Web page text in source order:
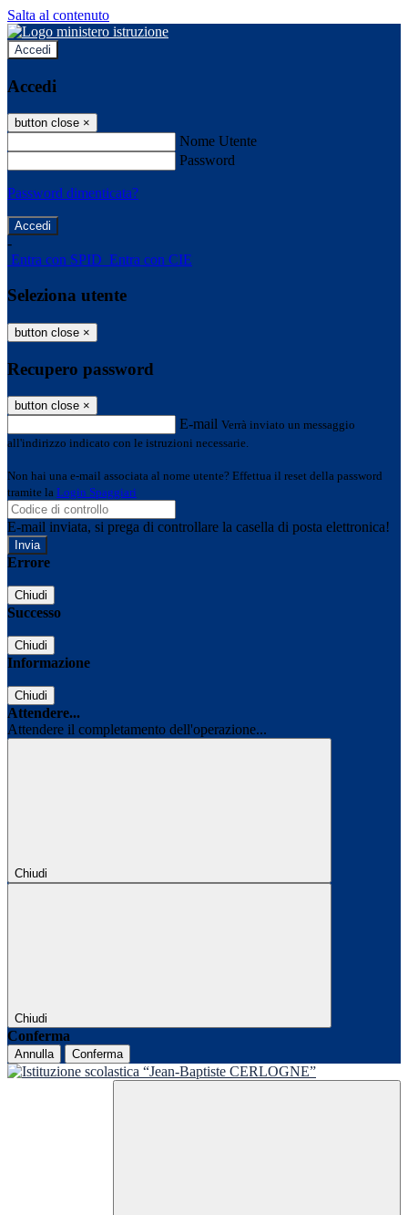
Salta al contenuto
Accedi
Accedi
button close ×
Nome Utente
Password
Password dimenticata?
-
Entra con SPID Entra con CIE
Seleziona utente
button close ×
Recupero password
button close ×
E-mail Verrà inviato un messaggio
all'indirizzo indicato con le istruzioni necessarie.
Non hai una e-mail associata al nome utente? Effettua il reset della password
tramite la Login Spaggiari
E-mail inviata, si prega di controllare la casella di posta elettronica!
Errore
Chiudi
Successo
Chiudi
Informazione
Chiudi
Attendere...
Attendere il completamento dell'operazione...
Chiudi
Chiudi
Conferma
Annulla Conferma